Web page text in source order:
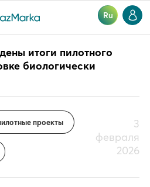
Ru
итоги пилотного
биологически
проекты
3
февраля
2026